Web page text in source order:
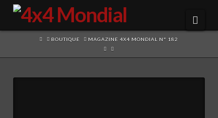
HOMEBOUTIQUE MAGAZINE 4X4 MONDIAL N° 182